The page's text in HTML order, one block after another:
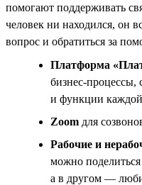
помогают поддерживать
человек ни находился, он
вопрос и обратиться за
Платформа
бизнес-процессы,
и функции
Zoom для
Рабочие и
можно
а в другом —